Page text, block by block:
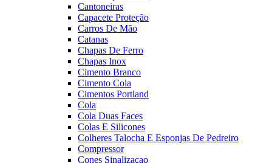
Cantoneiras
Capacete Proteção
Carros De Mão
Catanas
Chapas De Ferro
Chapas Inox
Cimento Branco
Cimento Cola
Cimentos Portland
Cola
Cola Duas Faces
Colas E Silicones
Colheres Talocha E Esponjas De Pedreiro
Compressor
Cones Sinalizaçao